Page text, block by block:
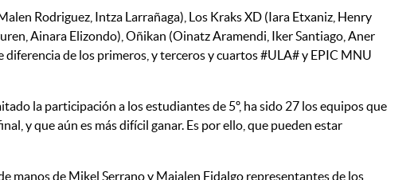
Rodriguez, Intza Larrañaga), Los Kraks XD (Iara Etxaniz, Henry
Ainara Elizondo), Oñikan (Oinatz Aramendi, Iker Santiago, Aner
de los primeros, y terceros y cuartos #ULA# y EPIC MNU
la participación a los estudiantes de 5º, ha sido 27 los equipos que
y que aún es más difícil ganar. Es por ello, que pueden estar
manos de Mikel Serrano y Maialen Fidalgo representantes de los